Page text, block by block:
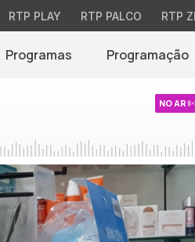
RTP PLAY RTP PALCO RTP
Programas Programação
NO AR